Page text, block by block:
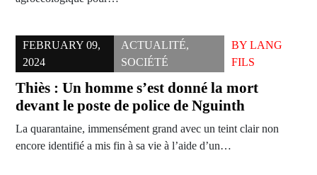
FEBRUARY 09,
2024
ACTUALITÉ,
SOCIÉTÉ
BYLANG
FILS
Thiès : Un homme s’est donné la mort
devant le poste de police de Nguinth
La quarantaine, immensément grand avec un teint clair non
encore identifié a mis fin à sa vie à l’aide d’un…